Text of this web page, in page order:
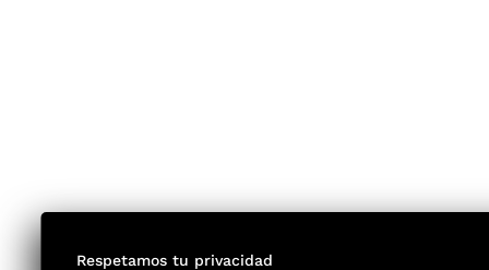
Respetamos tu privacidad